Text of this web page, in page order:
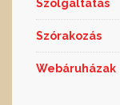
Szolgáltatás
Szórakozás
Webáruházak